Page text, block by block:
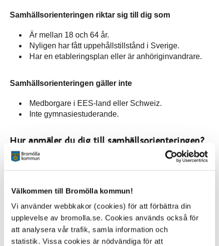
Välkommen till Bromölla kommun!
Vi använder webbkakor (cookies) för att förbättra din
upplevelse av bromolla.se. Cookies används också för
att analysera vår trafik, samla information och
statistik. Vissa cookies är nödvändiga för att
Samhällsorienteringen riktar sig till dig som
Är mellan 18 och 64 år.
Nyligen har fått uppehållstillstånd i Sverige.
Har en etableringsplan eller är anhöriginvandrare.
Samhällsorienteringen gäller inte
Medborgare i EES-land eller Schweiz.
Inte gymnasiestuderande.
Hur anmäler du dig till samhällsorienteringen?
Om du nyligen har fått uppehållstillstånd och är
handläggare på Arbetsförmedlingen om att anmäla
dig till kursen.
Om du har kontakt med socialtjänsten kan din
handläggare på socialtjänsten anmäla dig till
kursen.